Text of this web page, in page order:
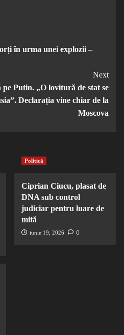
în urma unei explozii –
Next
Putin. „O lovitură de stat se
Declarația vine chiar de la
Moscova
Politică
Ciprian Ciucu, plasat de
DNA sub control
judiciar pentru luare de
mită
iunie 19, 2026 0